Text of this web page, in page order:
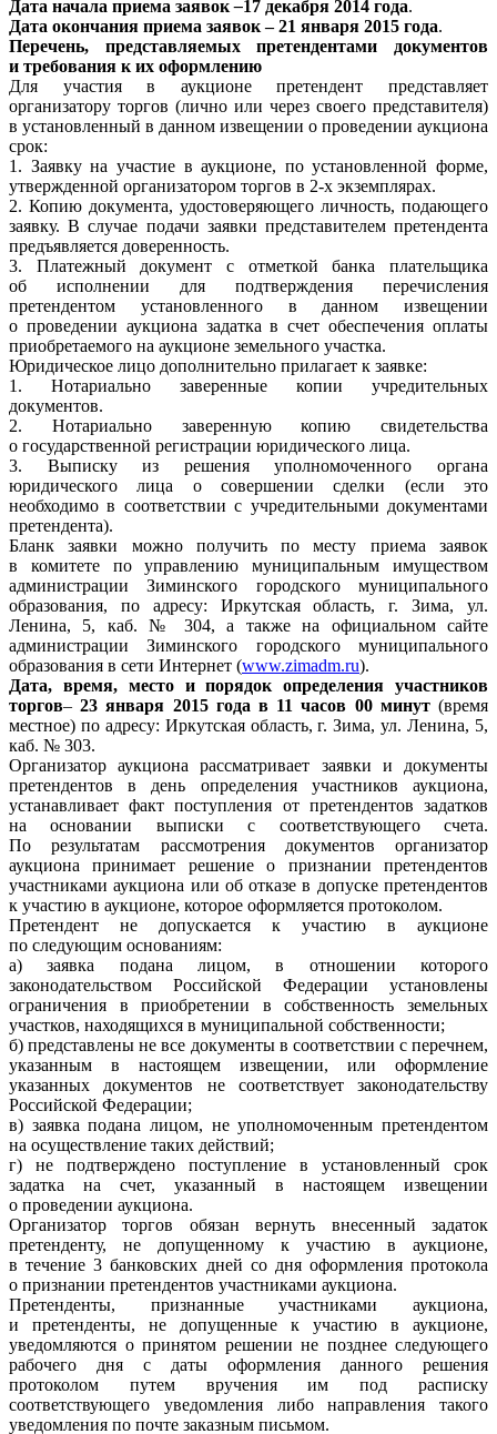
Дата начала приема заявок–17 декабря 2014 года.
Дата окончания приема заявок – 21 января 2015 года.
Перечень, представляемых претендентами документов
и требования к их оформлению
Для участия в аукционе претендент представляет
организатору торгов (лично или через своего представителя)
в установленный в данном извещении о проведении аукциона
срок:
1. Заявку на участие в аукционе, по установленной форме,
утвержденной организатором торгов в 2-х экземплярах.
2. Копию документа, удостоверяющего личность, подающего
заявку. В случае подачи заявки представителем претендента
предъявляется доверенность.
3. Платежный документ с отметкой банка плательщика
об исполнении для подтверждения перечисления
претендентом установленного в данном извещении
о проведении аукциона задатка в счет обеспечения оплаты
приобретаемого на аукционе земельного участка.
Юридическое лицо дополнительно прилагает к заявке:
1. Нотариально заверенные копии учредительных
документов.
2. Нотариально заверенную копию свидетельства
о государственной регистрации юридического лица.
3. Выписку из решения уполномоченного органа
юридического лица о совершении сделки (если это
необходимо в соответствии с учредительными документами
претендента).
Бланк заявки можно получить по месту приема заявок
в комитете по управлению муниципальным имуществом
администрации Зиминского городского муниципального
образования, по адресу: Иркутская область, г. Зима, ул.
Ленина, 5, каб. № 304, а также на официальном сайте
администрации Зиминского городского муниципального
образования в сети Интернет (www.zimadm.ru).
Дата, время, место и порядок определения участников
торгов–23 января 2015 года в 11 часов 00 минут(время
местное) по адресу: Иркутская область, г. Зима, ул. Ленина, 5,
каб. № 303.
Организатор аукциона рассматривает заявки и документы
претендентов в день определения участников аукциона,
устанавливает факт поступления от претендентов задатков
на основании выписки с соответствующего счета.
По результатам рассмотрения документов организатор
аукциона принимает решение о признании претендентов
участниками аукциона или об отказе в допуске претендентов
к участию в аукционе, которое оформляется протоколом.
Претендент не допускается к участию в аукционе
по следующим основаниям:
а) заявка подана лицом, в отношении которого
законодательством Российской Федерации установлены
ограничения в приобретении в собственность земельных
участков, находящихся в муниципальной собственности;
б) представлены не все документы в соответствии с перечнем,
указанным в настоящем извещении, или оформление
указанных документов не соответствует законодательству
Российской Федерации;
в) заявка подана лицом, не уполномоченным претендентом
на осуществление таких действий;
г) не подтверждено поступление в установленный срок
задатка на счет, указанный в настоящем извещении
о проведении аукциона.
Организатор торгов обязан вернуть внесенный задаток
претенденту, не допущенному к участию в аукционе,
в течение 3 банковских дней со дня оформления протокола
о признании претендентов участниками аукциона.
Претенденты, признанные участниками аукциона,
и претенденты, не допущенные к участию в аукционе,
уведомляются о принятом решении не позднее следующего
рабочего дня с даты оформления данного решения
протоколом путем вручения им под расписку
соответствующего уведомления либо направления такого
уведомления по почте заказным письмом.